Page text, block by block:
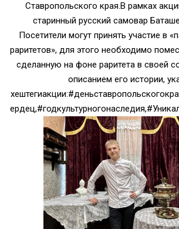
Ставропольского края.В рамках
старинный русский самовар
Посетители могут принять участие в
раритетов», для этого необходимо
сделанную на фоне раритета в своей
описанием его истории,